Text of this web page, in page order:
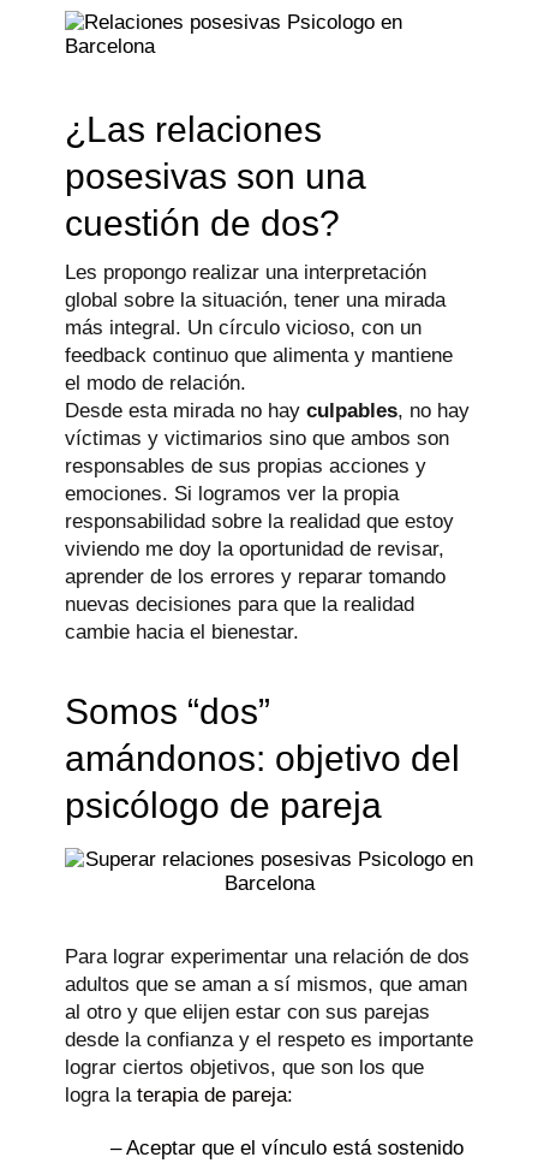
¿Las relaciones
posesivas son una
cuestión de dos?
Les propongo realizar una interpretación
global sobre la situación, tener una mirada
más integral. Un círculo vicioso, con un
feedback continuo que alimenta y mantiene
el modo de relación.
Desde esta mirada no hay culpables, no hay
víctimas y victimarios sino que ambos son
responsables de sus propias acciones y
emociones. Si logramos ver la propia
responsabilidad sobre la realidad que estoy
viviendo me doy la oportunidad de revisar,
aprender de los errores y reparar tomando
nuevas decisiones para que la realidad
cambie hacia el bienestar.
Somos “dos”
amándonos: objetivo del
psicólogo de pareja
Para lograr experimentar una relación de dos
adultos que se aman a sí mismos, que aman
al otro y que elijen estar con sus parejas
desde la confianza y el respeto es importante
lograr ciertos objetivos, que son los que
logra la terapia de pareja:
– Aceptar que el vínculo está sostenido